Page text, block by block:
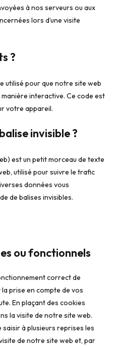
à nos serveurs ou aux
lors d’une visite
?
utilisé pour que notre site web
interactive. Ce code est
votre appareil.
invisible ?
est un petit morceau de texte
utilisé pour suivre le trafic
données vous
de balises invisibles.
ou fonctionnels
correct de
prise en compte de vos
En plaçant des cookies
la visite de notre site web.
saisir à plusieurs reprises les
de notre site web et, par